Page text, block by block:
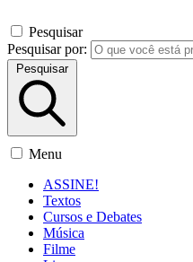
Pesquisar
Pesquisar por:
Pesquisar
Menu
ASSINE!
Textos
Cursos e Debates
Música
Filme